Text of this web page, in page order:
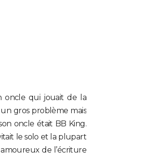
oncle qui jouait de la
gros problème mais
oncle était BB King.
le solo et la plupart
de l’écriture